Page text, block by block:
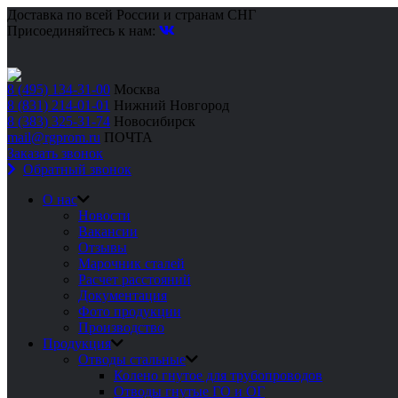
Доставка по всей России и странам СНГ
Присоединяйтесь к нам:
8 (495) 134-31-00 Москва
8 (831) 214-01-01 Нижний Новгород
8 (383) 325-31-74 Новосибирск
mail@rgprom.ru ПОЧТА
Заказать звонок
Обратный звонок
О нас
Новости
Вакансии
Отзывы
Марочник сталей
Расчет расстояний
Документация
Фото продукции
Производство
Продукция
Отводы стальные
Колено гнутое для трубопроводов
Отводы гнутые ГО и ОГ